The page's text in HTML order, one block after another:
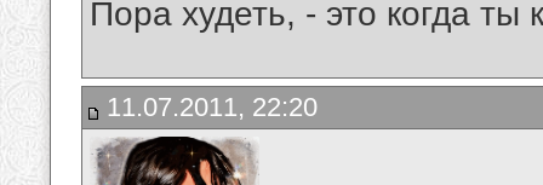
Пора худеть, - это когда ты
11.07.2011, 22:20